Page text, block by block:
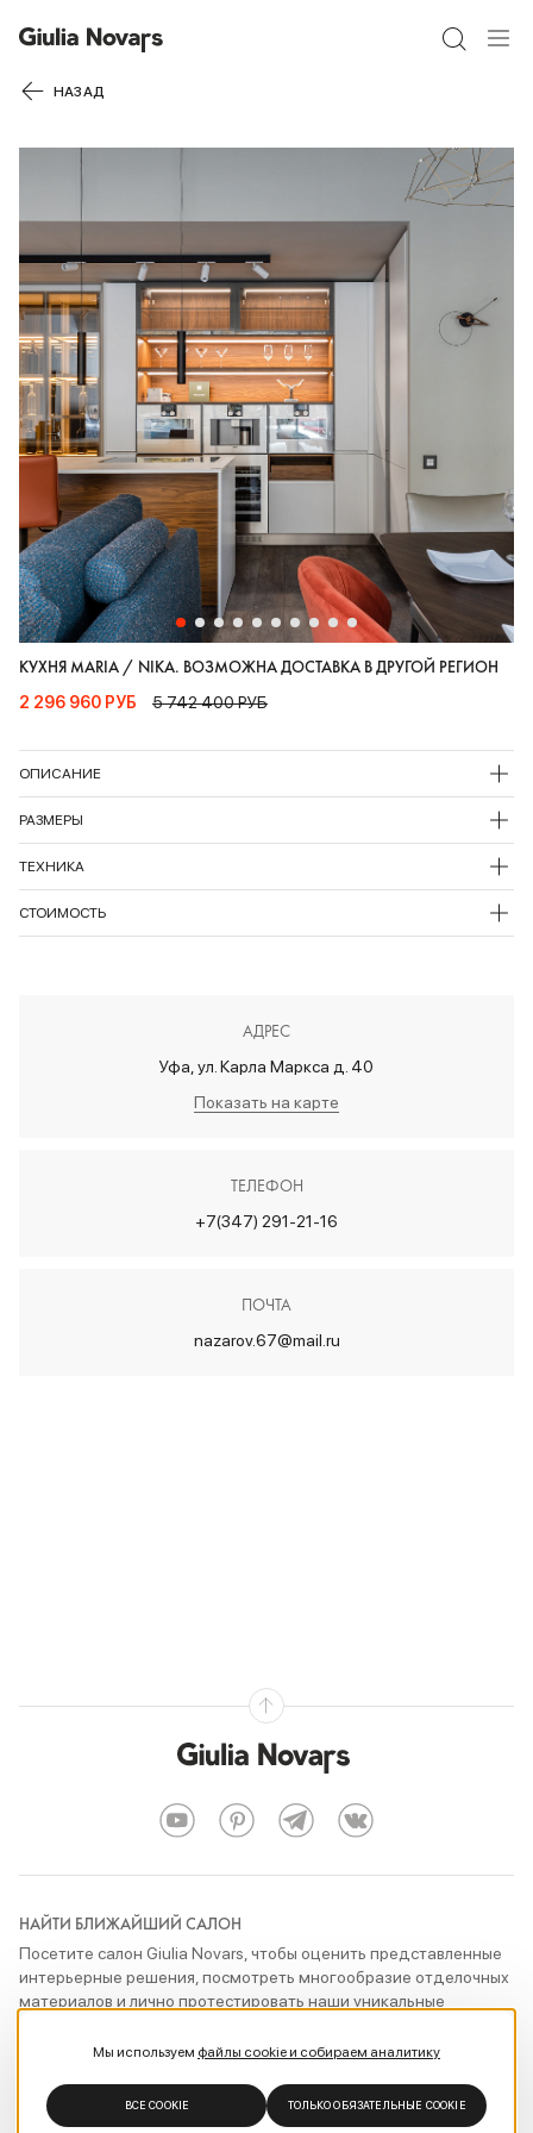
НАЗАД
60% СКИДКА
КУХНЯ MARIA / NIKA. ВОЗМОЖНА ДОСТАВКА В ДРУГОЙ РЕГИОН
2 296 960 РУБ 5 742 400 РУБ
ОПИСАНИЕ
РАЗМЕРЫ
ТЕХНИКА
СТОИМОСТЬ
АДРЕС
Уфа, ул. Карла Маркса д. 40
Показать на карте
ТЕЛЕФОН
+7(347) 291-21-16
ПОЧТА
nazarov.67@mail.ru
НАЙТИ БЛИЖАЙШИЙ САЛОН
Посетите салон Giulia Novars, чтобы оценить представленные
интерьерные решения, посмотреть многообразие отделочных
материалов и лично протестировать наши уникальные
ПОКАЗАТЬ САЛОНЫ
Мы используем файлы cookie и собираем аналитику
ВСЕ COOKIE ТОЛЬКО ОБЯЗАТЕЛЬНЫЕ COOKIE